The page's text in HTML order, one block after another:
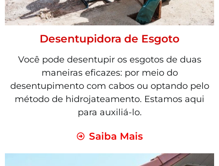
Desentupidora de Esgoto
Você pode desentupir os esgotos de duas
maneiras eficazes: por meio do
desentupimento com cabos ou optando pelo
método de hidrojateamento. Estamos aqui
para auxiliá-lo.
Saiba Mais